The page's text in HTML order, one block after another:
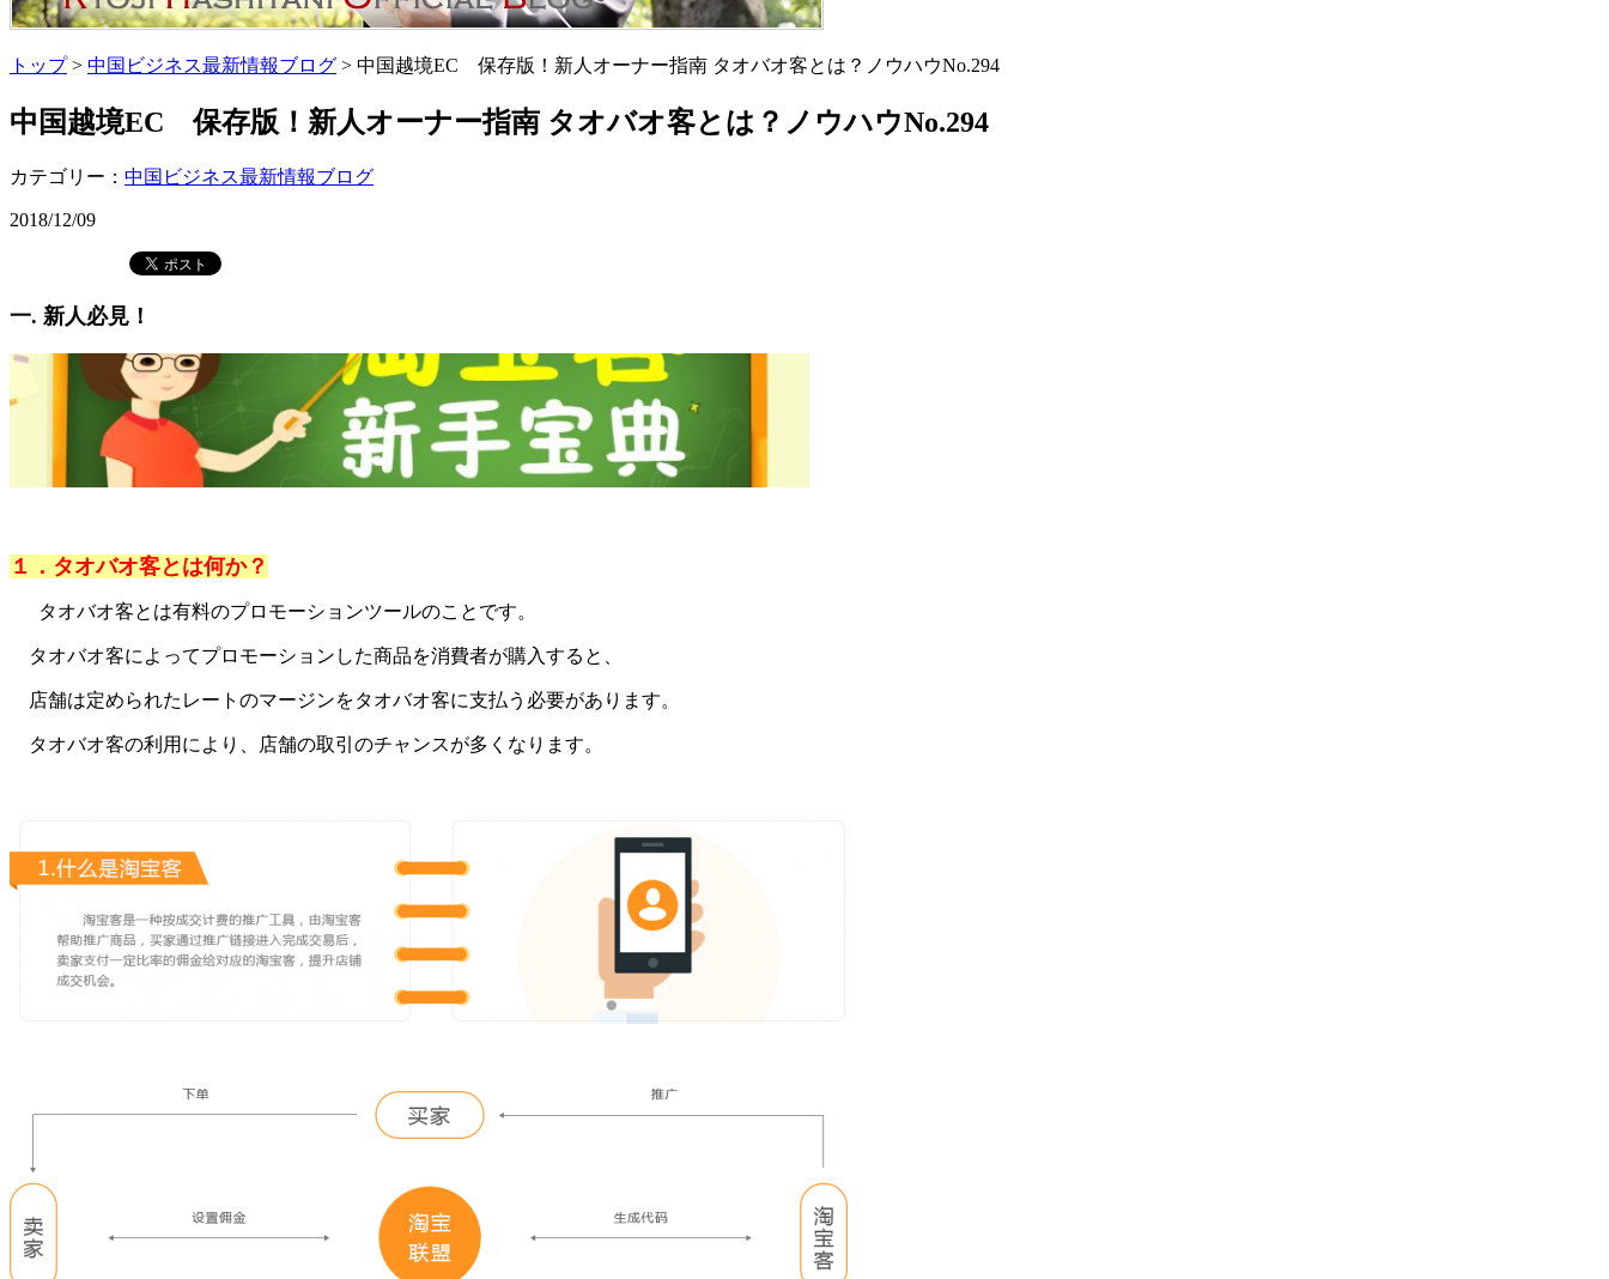
トップ> 中国ビジネス最新情報ブログ > 中国越境EC 保存版！新人オーナー指南 タオバオ客とは？ノウハウNo.294
中国越境EC 保存版！新人オーナー指南 タオバオ客とは？ノウハウNo.294
カテゴリー： 中国ビジネス最新情報ブログ
2018/12/09
一. 新人必見！
１．タオバオ客とは何か？
タオバオ客とは有料のプロモーションツールのことです。
タオバオ客によってプロモーションした商品を消費者が購入すると、
店舗は定められたレートのマージンをタオバオ客に支払う必要があります。
タオバオ客の利用により、店舗の取引のチャンスが多くなります。